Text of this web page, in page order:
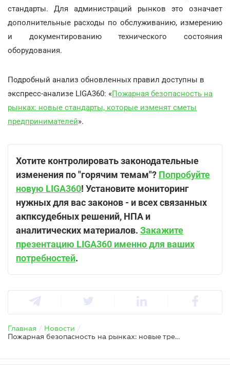
стандарты. Для администраций рынков это означает
дополнительные расходы по обслуживанию, измерению
и документированию технического состояния
оборудования.
Подробный анализ обновленных правил доступны в
экспресс-анализе LIGA360: «Пожарная безопасность на
рынках: новые стандарты, которые изменят сметы
предпринимателей».
Хотите контролировать законодательные
изменения по "горячим темам"? Попробуйте
новую LIGA360! Установите мониторинг
нужных для вас законов - и всех связанных
акпксудебных решений, НПА и
аналитических материалов. Закажите
презентацию LIGA360 именно для ваших
потребностей.
Главная / Новости /
Пожарная безопасность на рынках: новые требования изменят издержки бизнеса